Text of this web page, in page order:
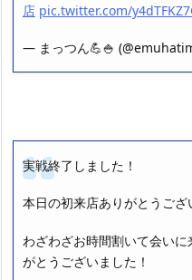
店 pic.twitter.com/
— まっつん💪🍚
実戦終了しました！
本日の初来店ありがとうござ
わざわざお時間割いて会い
がとうございました！